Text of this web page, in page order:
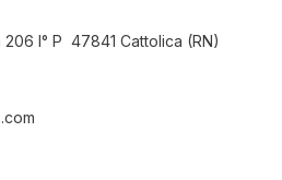
206 I° P 47841 Cattolica (RN)